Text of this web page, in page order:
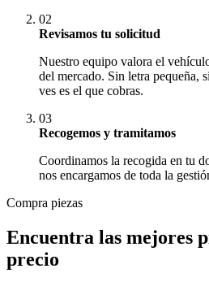
02
Revisamos tu solicitud
Nuestro equipo valora el
del mercado. Sin letra pequeña,
ves es el que cobras.
03
Recogemos y tramitamos
Coordinamos la recogida en tu
nos encargamos de toda la
Compra piezas
Encuentra las mejores
precio